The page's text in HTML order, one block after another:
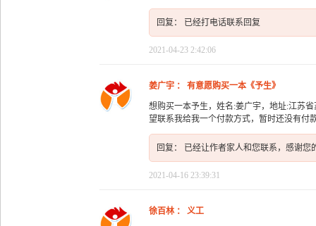
回复： 已经打电话联系回复
2021-04-23 2:42:06
姜广宇 ： 有意愿购买一本《予生》
想购买一本予生，姓名:姜广宇，地址:江苏
望联系我给我一个付款方式，暂时还没有付
回复： 已经让作者家人和您联系，感谢您
2021-04-16 23:39:31
徐百林 ： 义工